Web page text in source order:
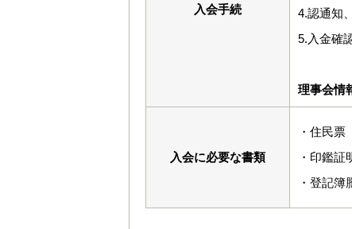
入会手続
4.認通知
5.入金確
理事会情
入会に必要な書類
・住民票
・印鑑
・登記簿